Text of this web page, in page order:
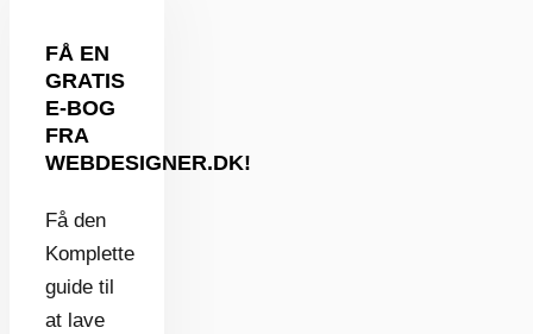
FÅ EN
GRATIS
E-BOG
FRA
WEBDESIGNER.DK!
Få den
Komplette
guide til
at lave